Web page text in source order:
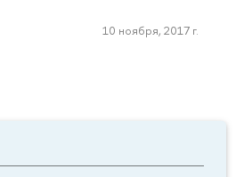
10 ноября, 2017 г.